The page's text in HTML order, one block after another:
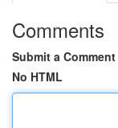
Comments
Submit a Comment
No HTML